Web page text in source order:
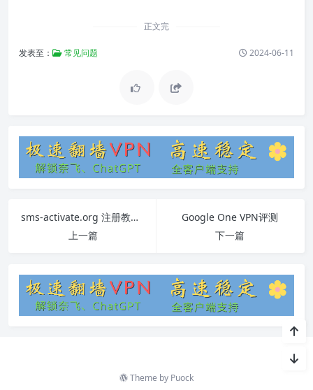
正文完
发表至： 常见问题 2024-06-11
sms-activate.org 注册教程与常见问题详解
上一篇
Google One VPN评测
下一篇
Theme by Puock